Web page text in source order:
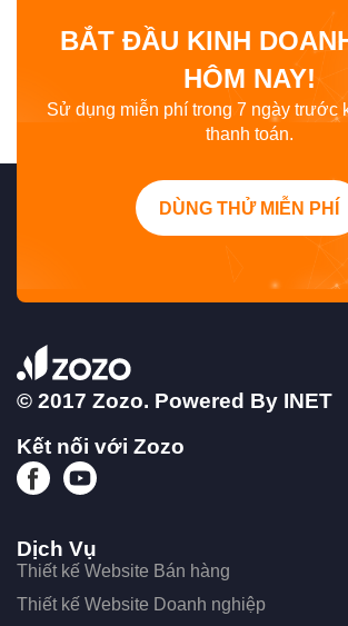
BẮT ĐẦU KINH
HÔM NAY!
Sử dụng miễn phí trong 7 ngày trước
thanh toán.
DÙNG THỬ MIỄN PHÍ
© 2017 Zozo. Powered By INET
Kết nối với Zozo
Dịch Vụ
Thiết kế Website Bán hàng
Thiết kế Website Doanh nghiệp